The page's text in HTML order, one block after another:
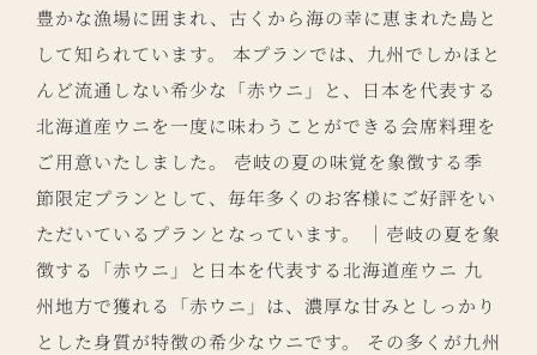
豊かな漁場に囲まれ、古くから海の幸に恵まれた島と
して知られています。 本プランでは、九州でしかほと
んど流通しない希少な「赤ウニ」と、日本を代表する
北海道産ウニを一度に味わうことができる会席料理を
ご用意いたしました。 壱岐の夏の味覚を象徴する季
節限定プランとして、毎年多くのお客様にご好評をい
ただいているプランとなっています。 ｜壱岐の夏を象
徴する「赤ウニ」と日本を代表する北海道産ウニ 九
州地方で獲れる「赤ウニ」は、濃厚な甘みとしっかり
とした身質が特徴の希少なウニです。 その多くが九州